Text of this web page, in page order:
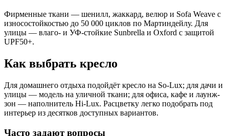
Фирменные ткани — шенилл, жаккард, велюр и Sofa Weave с
износостойкостью до 50 000 циклов по Мартиндейлу. Для
улицы — влаго- и УФ-стойкие Sunbrella и Oxford с защитой
UPF50+.
Как выбрать кресло
Для домашнего отдыха подойдёт кресло на So-Lux; для дачи и
улицы — модель на уличной ткани; для офиса, кафе и лаунж-
зон — наполнитель Hi-Lux. Расцветку легко подобрать под
интерьер из десятков доступных вариантов.
Часто задают вопросы